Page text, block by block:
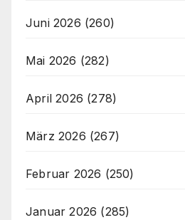
Juni 2026 (260)
Mai 2026 (282)
April 2026 (278)
März 2026 (267)
Februar 2026 (250)
Januar 2026 (285)